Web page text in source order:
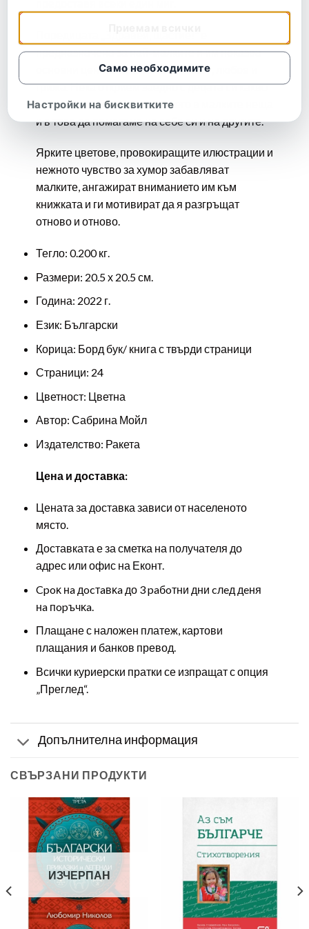
предназначена за най-малките и им показва
основни ценности като осъзнатост, любов и
грижа. Нека открием заедно с децата си какво
е безусловна любов, щастието в малките неща
и в това да помагаме на себе си и на другите.
Ярките цветове, провокиращите илюстрации и
нежното чувство за хумор забавляват
малките, ангажират вниманието им към
книжката и ги мотивират да я разгръщат
отново и отново.
Тегло: 0.200 кг.
Размери: 20.5 х 20.5 см.
Година: 2022 г.
Език: Български
Корица: Борд бук/ книга с твърди страници
Страници: 24
Цветност: Цветна
Автор: Сабрина Мойл
Издателство: Ракета
Цена и доставка:
Цената за доставка зависи от населеното
място.
Доставката е за сметка на получателя до
адрес или офис на Еконт.
Cpoĸ нa дocтaвĸa до 3 paбoтни дни cлeд дeня
нa пopъчĸa.
Плащане с наложен платеж, картови
плащания и банков превод.
Всички куриерски пратки се изпращат с опция
„Преглед“.
Допълнителна информация
СВЪРЗАНИ ПРОДУКТИ
ИЗЧЕРПАН
Само необходимите
Настройки на бисквитките